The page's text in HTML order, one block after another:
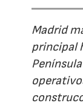
Madrid
principal